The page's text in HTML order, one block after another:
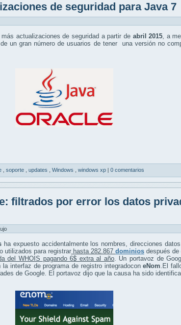
de seguridad para Java 7
actualizaciones de seguridad a partir de abril 2015, a
un gran número de usuarios de tener una versión no
soporte updates Windows windows xp | 0 comentarios
filtrados por error los datos
ha expuesto accidentalmente los nombres, direcciones
utilizados para registrar hasta 282.867 dominios después de
del WHOIS pagando 6$ extra al año. Un portavoz de
interfaz de programa de registro integradoconeNom.El
de Google. El portavoz dijo que la causa ha sido